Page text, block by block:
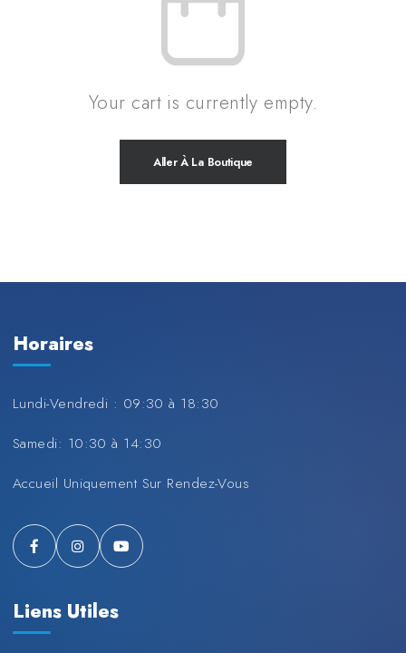
Your cart is currently empty.
Aller À La Boutique
Horaires
Lundi-Vendredi : 09:30 à 18:30
Samedi: 10:30 à 14:30
Accueil Uniquement Sur Rendez-Vous
Liens Utiles